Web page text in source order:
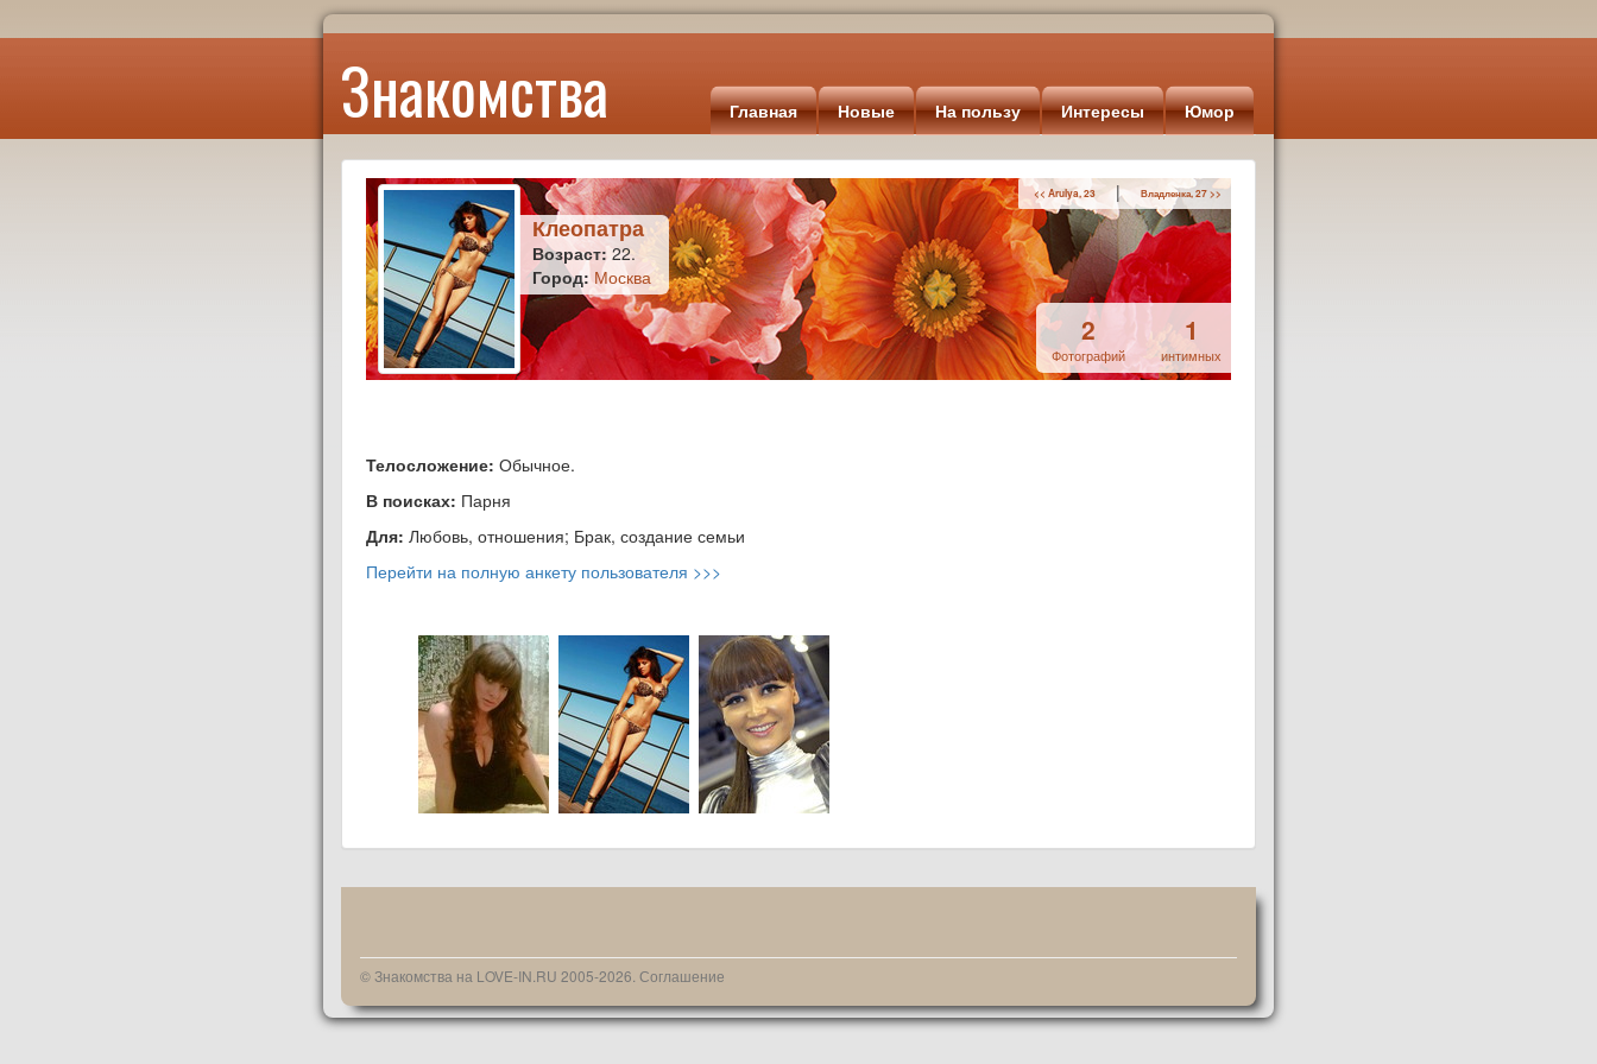
Знакомства Главная Новые На пользу Интересы Юмор
Клеопатра
Возраст:22.
Город: Москва
<< Arulya, 23 | Владленка, 27 >>
2
Фотографий
1
интимных
Телосложение: Обычное.
В поисках: Парня
Для: Любовь, отношения; Брак, создание семьи
Перейти на полную анкету пользователя >>>
© Знакомства на LOVE-IN.RU 2005-2026. Соглашение